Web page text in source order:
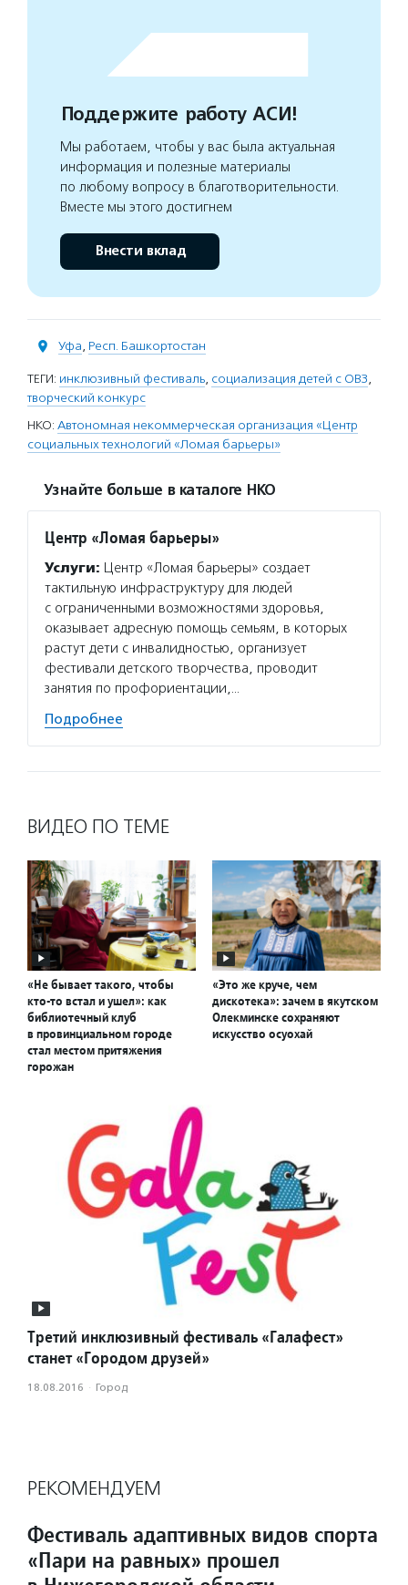
Поддержите работу АСИ!
Мы работаем, чтобы у вас была актуальная
информация и полезные материалы
по любому вопросу в благотворительности.
Вместе мы этого достигнем
Внести вклад
Уфа, Респ. Башкортостан
ТЕГИ: инклюзивный фестиваль, социализация детей с ОВЗ,
творческий конкурс
НКО: Автономная некоммерческая организация «Центр
социальных технологий «Ломая барьеры»
Узнайте больше в каталоге НКО
Центр «Ломая барьеры»
Услуги: Центр «Ломая барьеры» создает
тактильную инфраструктуру для людей
с ограниченными возможностями здоровья,
оказывает адресную помощь семьям, в которых
растут дети с инвалидностью, организует
фестивали детского творчества, проводит
занятия по профориентации,…
Подробнее
ВИДЕО ПО ТЕМЕ
«Не бывает такого, чтобы
кто-то встал и ушел»: как
библиотечный клуб
в провинциальном городе
стал местом притяжения
горожан
«Это же круче, чем
дискотека»: зачем в якутском
Олекминске сохраняют
искусство осуохай
Третий инклюзивный фестиваль «Галафест»
станет «Городом друзей»
18.08.2016 · Город
РЕКОМЕНДУЕМ
Фестиваль адаптивных видов спорта
«Пари на равных» прошел